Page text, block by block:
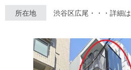
所在地 渋谷区広尾・・・詳細は